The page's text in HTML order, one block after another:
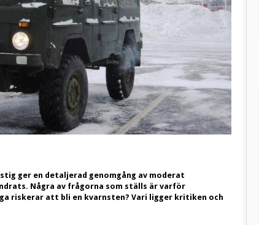
ger en detaljerad genomgång av moderat
Några av frågorna som ställs är varför
riskerar att bli en kvarnsten? Vari ligger kritiken och